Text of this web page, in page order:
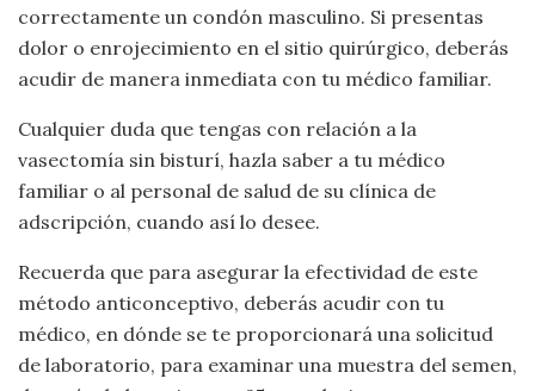
correctamente un condón masculino. Si presentas
dolor o enrojecimiento en el sitio quirúrgico, deberás
acudir de manera inmediata con tu médico familiar.
Cualquier duda que tengas con relación a la
vasectomía sin bisturí, hazla saber a tu médico
familiar o al personal de salud de su clínica de
adscripción, cuando así lo desee.
Recuerda que para asegurar la efectividad de este
método anticonceptivo, deberás acudir con tu
médico, en dónde se te proporcionará una solicitud
de laboratorio, para examinar una muestra del semen,